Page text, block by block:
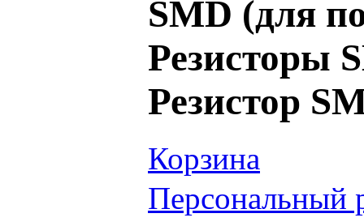
SMD (для
Резисторы
Резистор
Корзина
Персональный